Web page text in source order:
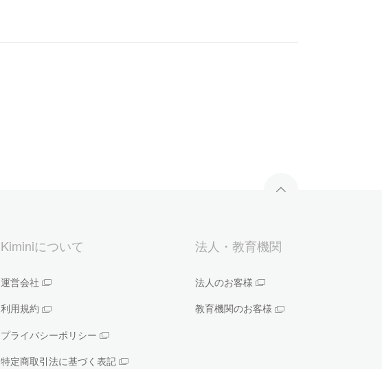
Kiminiについて
運営会社
利用規約
プライバシーポリシー
特定商取引法に基づく表記
法人・教育機関
法人のお客様
教育機関のお客様